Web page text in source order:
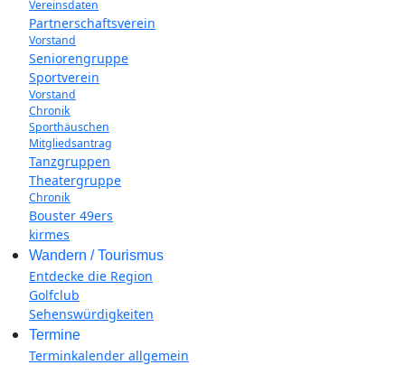
Vereinsdaten
Partnerschaftsverein
Vorstand
Seniorengruppe
Sportverein
Vorstand
Chronik
Sporthäuschen
Mitgliedsantrag
Tanzgruppen
Theatergruppe
Chronik
Bouster 49ers
kirmes
Wandern / Tourismus
Entdecke die Region
Golfclub
Sehenswürdigkeiten
Termine
Terminkalender allgemein